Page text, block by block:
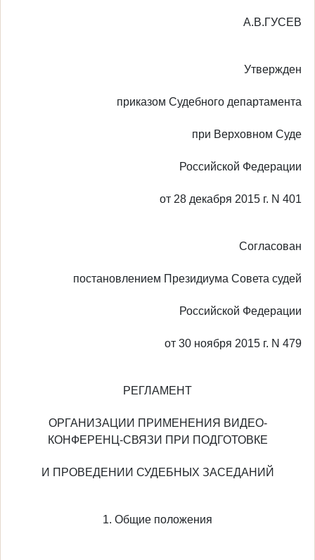
А.В.ГУСЕВ
Утвержден
приказом Судебного департамента
при Верховном Суде
Российской Федерации
от 28 декабря 2015 г. N 401
Согласован
постановлением Президиума Совета судей
Российской Федерации
от 30 ноября 2015 г. N 479
РЕГЛАМЕНТ
ОРГАНИЗАЦИИ ПРИМЕНЕНИЯ ВИДЕО-
КОНФЕРЕНЦ-СВЯЗИ ПРИ ПОДГОТОВКЕ
И ПРОВЕДЕНИИ СУДЕБНЫХ ЗАСЕДАНИЙ
1. Общие положения